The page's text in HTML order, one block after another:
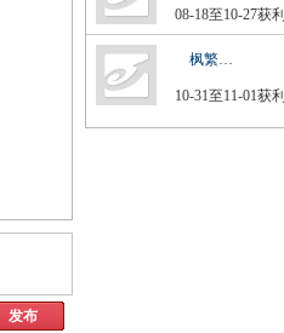
发布
08-18至10-27获利
ゞ枫繁…
10-31至11-01获利